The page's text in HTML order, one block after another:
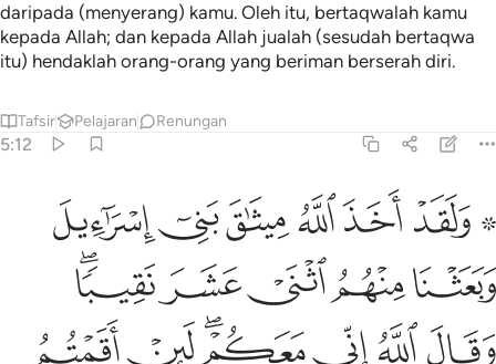
daripada (menyerang) kamu. Oleh itu, bertaqwalah kamu
kepada Allah; dan kepada Allah jualah (sesudah bertaqwa
itu) hendaklah orang-orang yang beriman berserah diri.
Tafsir Pelajaran Renungan
5:12
۞ ولقد اخذ الله ميثاق بني اسراييل وبعثنا منهم اثني عشر نقيبا
۞ وَلَقَدْ أَخَذَ ٱللَّهُ مِيثَـٰقَ بَنِىٓ إِسْرَٰٓءِيلَ وَبَعَثْنَا مِنْهُمُ ٱثْنَىْ
ﱣ ﱤﱥﱦﱧﱨﱩ
ﱪﱫﱬﱭﱮﱯ